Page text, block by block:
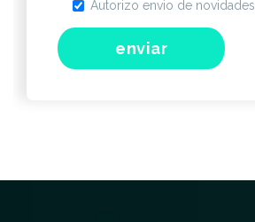
Autorizo envio de novidades